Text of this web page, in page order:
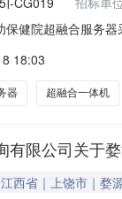
保健院超融合服务
联网科技有限公司
18:03
器 超融合一体机
有限公司关于
江西省｜上饶市｜婺